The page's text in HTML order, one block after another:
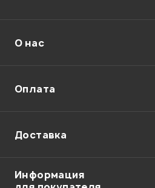
Отправить
О нас
Оплата
Доставка
Информация